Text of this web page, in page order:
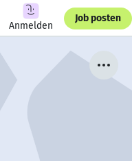
Anmelden
Job posten